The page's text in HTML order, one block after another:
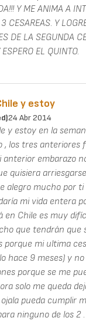
Y ME ANIMA A
CESAREAS. Y
DE LA SEGUNDA
EL QUINTO.
y estoy
24 Abr 2014
y estoy en la
, los tres anteriores
anterior embarazo
quisiera
alegro mucho por
mi vida entera
en Chile es muy
que tendrán que
porque mi ultima
hace 9 meses) y
porque se me
solo me queda
pueda cumplir
ninguno de los 2